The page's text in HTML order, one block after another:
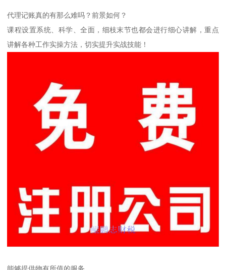
代理记账真的有那么难吗？前景如何？
课程设置系统、科学、全面，细枝末节也都会进行细心讲解，重点
讲解各种工作实操方法，切实提升实战技能！
能够提供物有所值的服务